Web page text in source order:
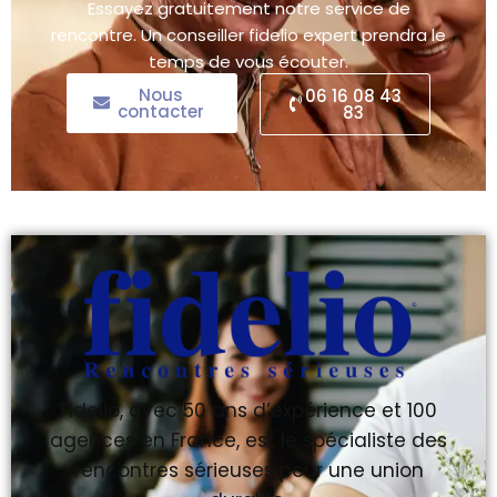
Essayez gratuitement notre service de
rencontre. Un conseiller fidelio expert prendra le
temps de vous écouter.
Nous
contacter
06 16 08 43
83
Fidelio, avec 50 ans d’expérience et 100
agences en France, est le spécialiste des
rencontres sérieuses pour une union